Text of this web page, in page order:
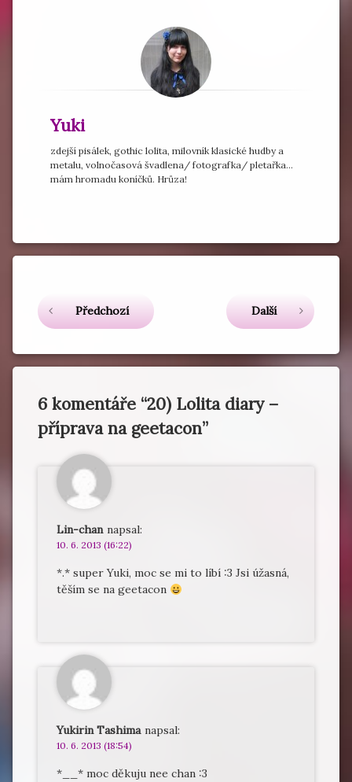
Yuki
zdejší pisálek, gothic lolita, milovník klasické hudby a
metalu, volnočasová švadlena/ fotografka/ pletařka...
mám hromadu koníčků. Hrůza!
Předchozí Další
6 komentáře “20) Lolita diary –
příprava na geetacon”
Lin-chan napsal:
10. 6. 2013 (16:22)
*.* super Yuki, moc se mi to líbí :3 Jsi úžasná,
těším se na geetacon
Yukirin Tashima napsal:
10. 6. 2013 (18:54)
*__* moc děkuju nee chan :3